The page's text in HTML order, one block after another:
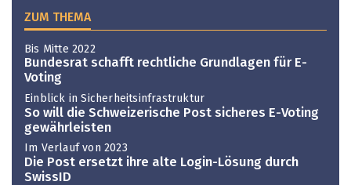
ZUM THEMA
Bis Mitte 2022
Bundesrat schafft rechtliche Grundlagen für E-
Voting
Einblick in Sicherheitsinfrastruktur
So will die Schweizerische Post sicheres E-Voting
gewährleisten
Im Verlauf von 2023
Die Post ersetzt ihre alte Login-Lösung durch
SwissID